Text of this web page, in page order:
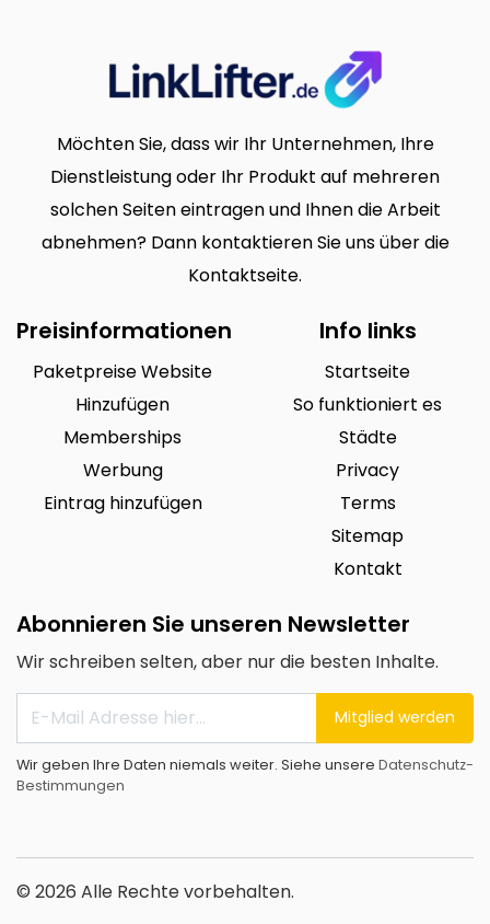
Möchten Sie, dass wir Ihr Unternehmen, Ihre
Dienstleistung oder Ihr Produkt auf mehreren
solchen Seiten eintragen und Ihnen die Arbeit
abnehmen? Dann kontaktieren Sie uns über die
Kontaktseite.
Preisinformationen
Paketpreise Website
Hinzufügen
Memberships
Werbung
Eintrag hinzufügen
Info links
Startseite
So funktioniert es
Städte
Privacy
Terms
Sitemap
Kontakt
Abonnieren Sie unseren Newsletter
Wir schreiben selten, aber nur die besten Inhalte.
Mitglied werden
Wir geben Ihre Daten niemals weiter. Siehe unsere Datenschutz-
Bestimmungen
© 2026 Alle Rechte vorbehalten.